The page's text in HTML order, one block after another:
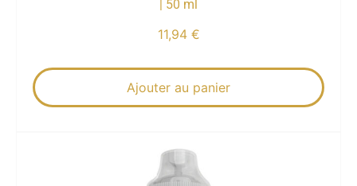
| 50 ml
11,94 €
Ajouter au panier